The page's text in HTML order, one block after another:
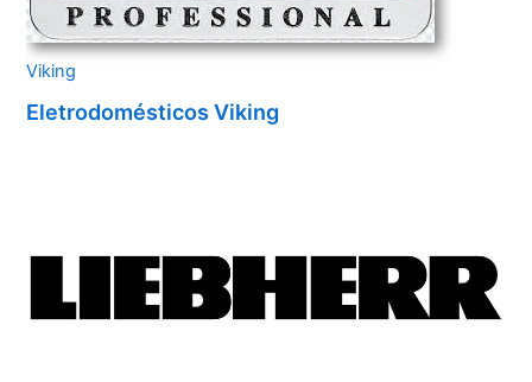
Viking
Eletrodomésticos Viking